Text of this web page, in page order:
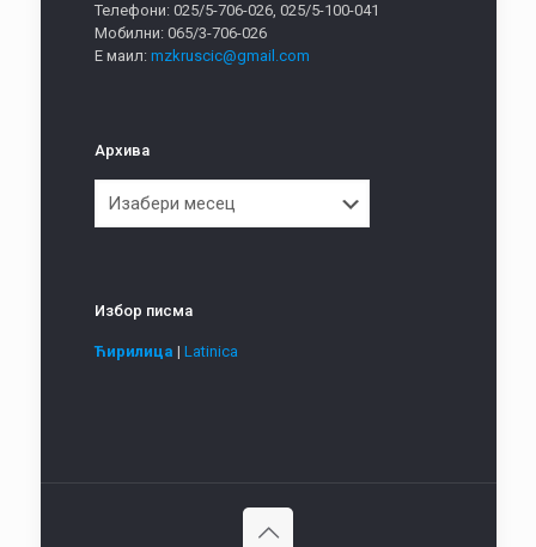
Телефони: 025/5-706-026, 025/5-100-041
Мобилни: 065/3-706-026
Е маил: mzkruscic@gmail.com
Архива
Избор писма
Ћирилица | Latinica